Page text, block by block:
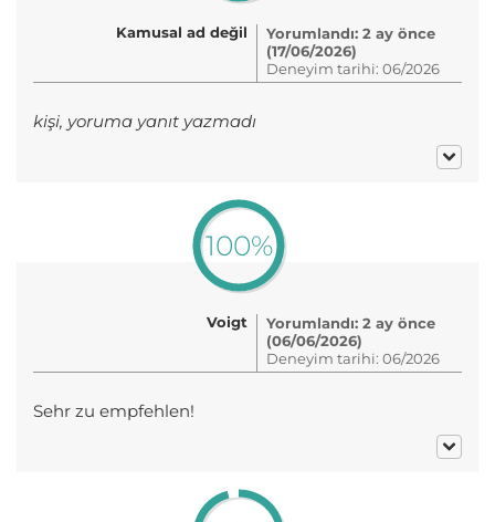
Kamusal ad değil
Yorumlandı: 2 ay önce
(17/06/2026)
Deneyim tarihi: 06/2026
kişi, yoruma yanıt yazmadı
100%
Voigt
Yorumlandı: 2 ay önce
(06/06/2026)
Deneyim tarihi: 06/2026
Sehr zu empfehlen!